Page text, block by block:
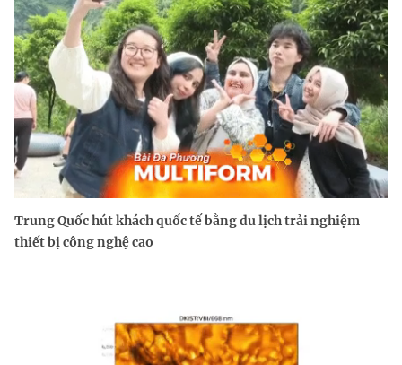
Trung Quốc hút khách quốc tế bằng du lịch trải nghiệm
thiết bị công nghệ cao